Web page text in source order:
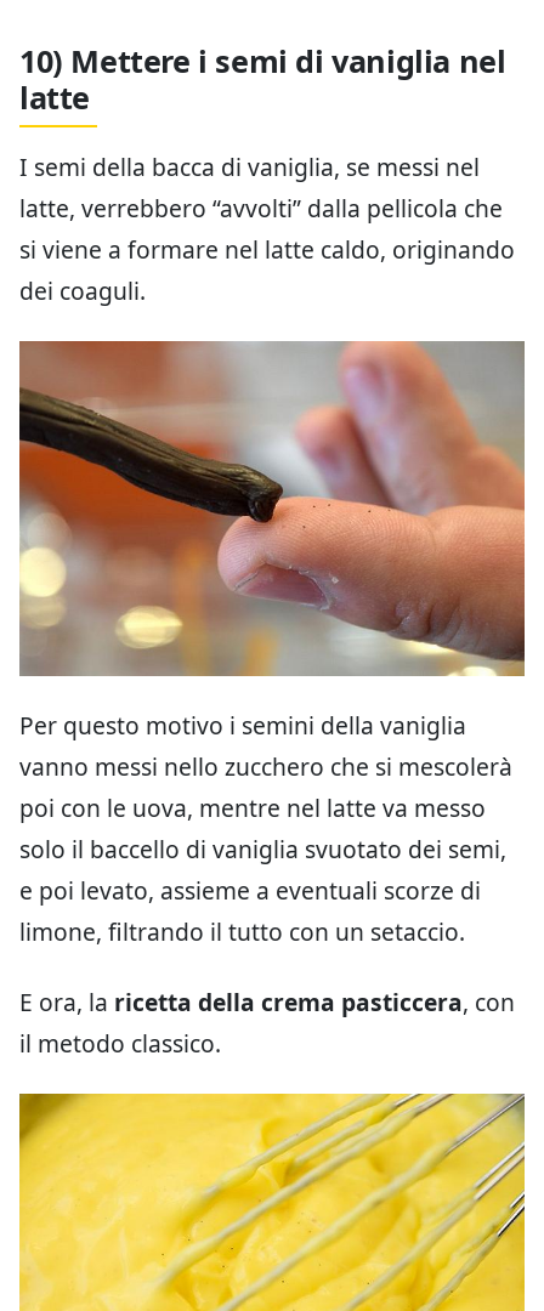
10) Mettere i semi di vaniglia nel
latte
I semi della bacca di vaniglia, se messi nel
latte, verrebbero “avvolti” dalla pellicola che
si viene a formare nel latte caldo, originando
dei coaguli.
Per questo motivo i semini della vaniglia
vanno messi nello zucchero che si mescolerà
poi con le uova, mentre nel latte va messo
solo il baccello di vaniglia svuotato dei semi,
e poi levato, assieme a eventuali scorze di
limone, filtrando il tutto con un setaccio.
E ora, la ricetta della crema pasticcera, con
il metodo classico.